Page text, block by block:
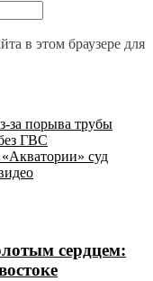
в этом браузере для
за порыва трубы
ГВС
суд
сердцем: